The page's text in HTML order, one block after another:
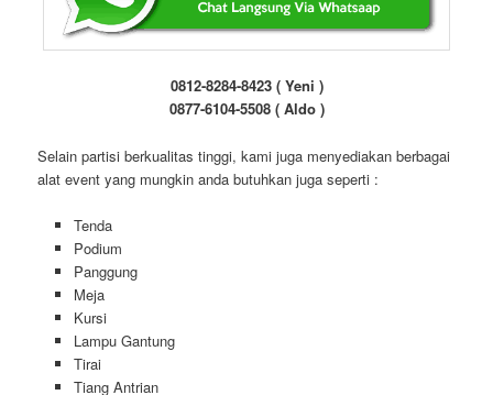
0812-8284-8423 ( Yeni )
0877-6104-5508 ( Aldo )
Selain partisi berkualitas tinggi, kami juga menyediakan berbagai
alat event yang mungkin anda butuhkan juga seperti :
Tenda
Podium
Panggung
Meja
Kursi
Lampu Gantung
Tirai
Tiang Antrian